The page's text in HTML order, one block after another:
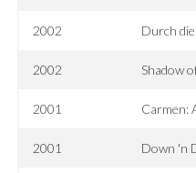
2002 Durch
2002 Shadow
2001 Carmen:
2001 Down 'n